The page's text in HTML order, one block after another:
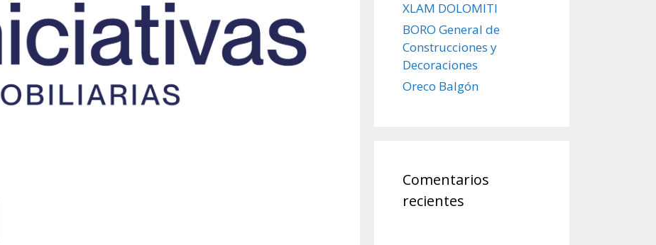
XLAM DOLOMITI
BORO General de
Construcciones y
Decoraciones
Oreco Balgón
Comentarios
recientes